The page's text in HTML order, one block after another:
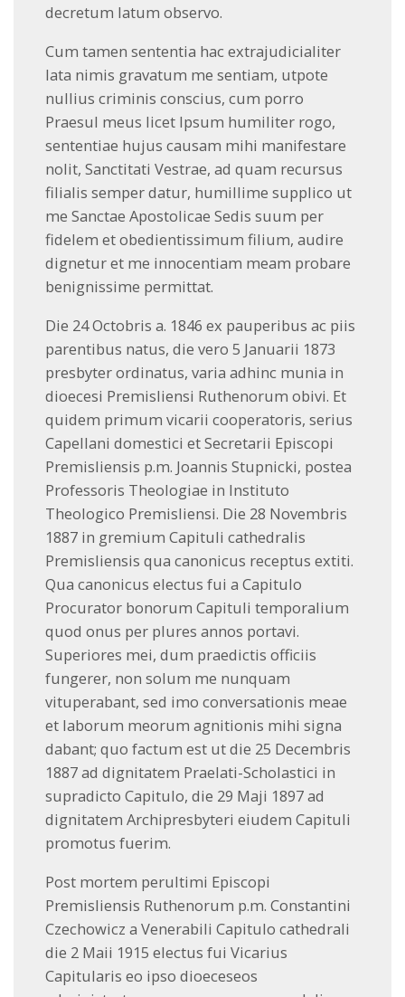
decretum latum observo.
Cum tamen sententia hac extrajudicialiter
lata nimis gravatum me sentiam, utpote
nullius criminis conscius, cum porro
Praesul meus licet Ipsum humiliter rogo,
sententiae hujus causam mihi manifestare
nolit, Sanctitati Vestrae, ad quam recursus
filialis semper datur, humillime supplico ut
me Sanctae Apostolicae Sedis suum per
fidelem et obedientissimum filium, audire
dignetur et me innocentiam meam probare
benignissime permittat.
Die 24 Octobris a. 1846 ex pauperibus ac piis
parentibus natus, die vero 5 Januarii 1873
presbyter ordinatus, varia adhinc munia in
dioecesi Premisliensi Ruthenorum obivi. Et
quidem primum vicarii cooperatoris, serius
Capellani domestici et Secretarii Episcopi
Premisliensis p.m. Joannis Stupnicki, postea
Professoris Theologiae in Instituto
Theologico Premisliensi. Die 28 Novembris
1887 in gremium Capituli cathedralis
Premisliensis qua canonicus receptus extiti.
Qua canonicus electus fui a Capitulo
Procurator bonorum Capituli temporalium
quod onus per plures annos portavi.
Superiores mei, dum praedictis officiis
fungerer, non solum me nunquam
vituperabant, sed imo conversationis meae
et laborum meorum agnitionis mihi signa
dabant; quo factum est ut die 25 Decembris
1887 ad dignitatem Praelati-Scholastici in
supradicto Capitulo, die 29 Maji 1897 ad
dignitatem Archipresbyteri eiudem Capituli
promotus fuerim.
Post mortem perultimi Episcopi
Premisliensis Ruthenorum p.m. Constantini
Czechowicz a Venerabili Capitulo cathedrali
die 2 Maii 1915 electus fui Vicarius
Capitularis eo ipso dioeceseos